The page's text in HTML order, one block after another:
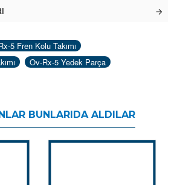
5 Fren Kolu Takımı
Ov-Rx-5 Yedek Parça
BUNLARIDA ALDILAR